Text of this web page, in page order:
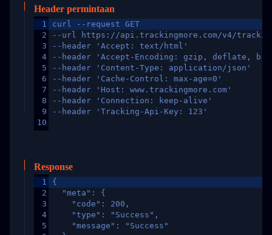
Header permintaan
1
2
3
4
5
6
7
8
9
10
curl --request GET
--url https://api.trackingmore.com/v4/trackings/
--header 'Accept: text/html'
--header 'Accept-Encoding: gzip, deflate,
--header 'Content-Type: application/json'
--header 'Cache-Control: max-age=0'
--header 'Host: www.trackingmore.com'
--header 'Connection: keep-alive'
--header 'Tracking-Api-Key: 123'
Response
1
2
3
4
5
{
  "meta": {
    "code": 200,
    "type": "Success",
    "message": "Success"